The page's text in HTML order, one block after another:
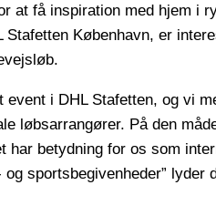
at få inspiration med hjem i
Stafetten København, er
event i DHL Stafetten, og vi
løbsarrangører. På den
har betydning for os som
sportsbegivenheder” lyder